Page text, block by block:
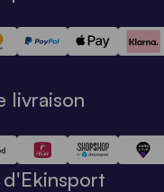
livraison